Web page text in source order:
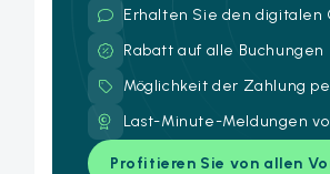
Erhalten Sie den digitalen
Rabatt auf alle Buchungen
Möglichkeit der Zahlung
Last-Minute-Meldungen
Profitieren Sie von allen